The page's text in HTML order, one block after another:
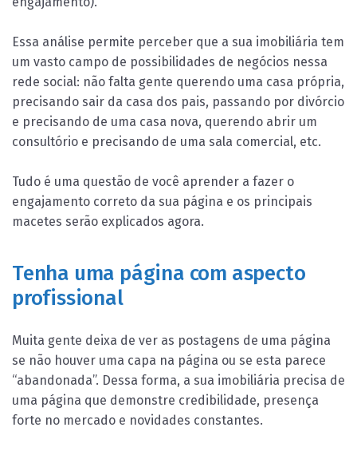
Essa análise permite perceber que a sua imobiliária tem
um vasto campo de possibilidades de negócios nessa
rede social: não falta gente querendo uma casa própria,
precisando sair da casa dos pais, passando por divórcio
e precisando de uma casa nova, querendo abrir um
consultório e precisando de uma sala comercial, etc.
Tudo é uma questão de você aprender a fazer o
engajamento correto da sua página e os principais
macetes serão explicados agora.
Tenha uma página com aspecto
profissional
Muita gente deixa de ver as postagens de uma página
se não houver uma capa na página ou se esta parece
“abandonada”. Dessa forma, a sua imobiliária precisa de
uma página que demonstre credibilidade, presença
forte no mercado e novidades constantes.